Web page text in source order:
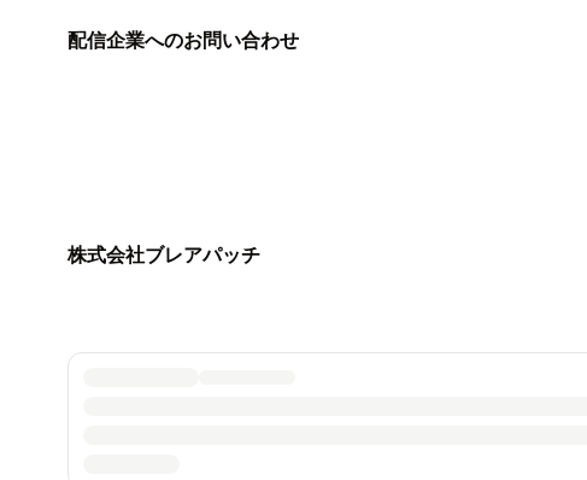
配信企業へのお問い合わせ
株式会社ブレアパッチ